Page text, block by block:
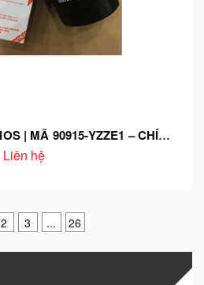
LỌC DẦU TOYOTA VIOS | MÃ 90915-YZZE1 – CHÍNH HÃNG – BẢO VỆ ĐỘNG CƠ – GIÁ TỐT
Liên hệ
2 3 ... 26